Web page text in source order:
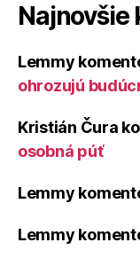
Najnovšie
Lemmy
ohrozujú
Kristián Čura
osobná púť
Lemmy
Lemmy